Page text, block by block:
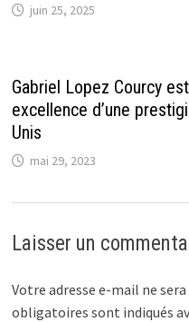
juin 25, 2025
Gabriel Lopez Courcy
excellence d’une
Unis
mai 29, 2023
Laisser un
Votre adresse e-mail ne
obligatoires sont indiqués